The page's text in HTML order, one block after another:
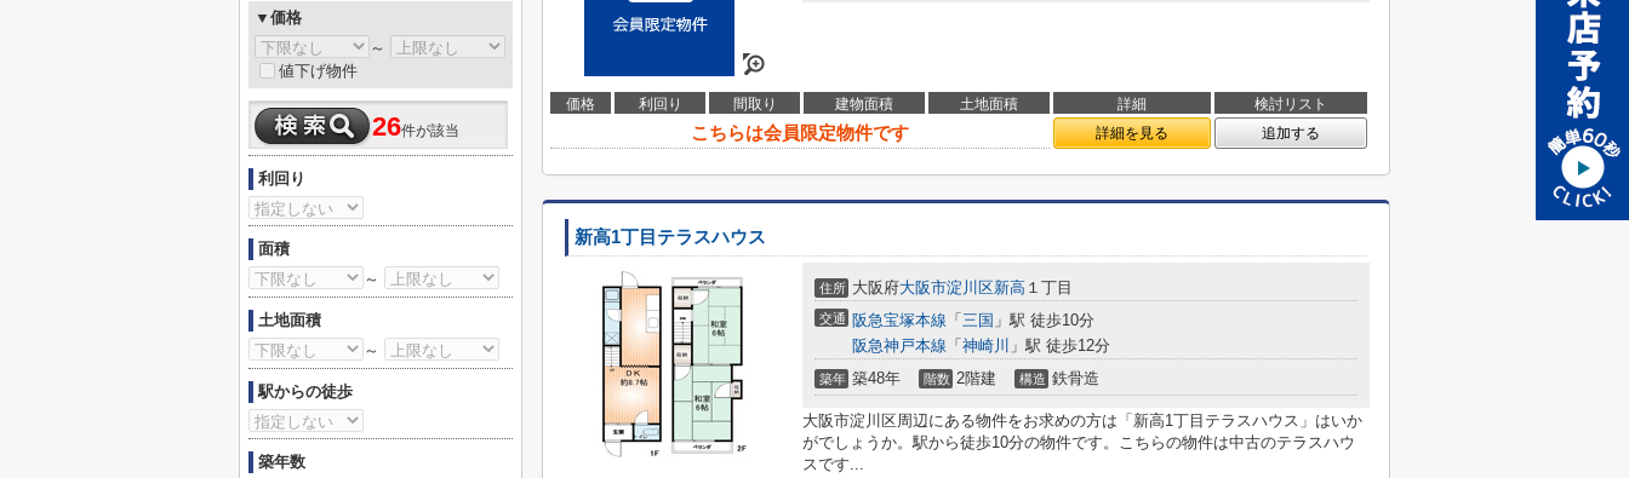
価格 利回り 間取り 建物面積 土地面積 詳細 検討リスト
こちらは会員限定物件です 詳細を見る 追加する
新高1丁目テラスハウス
住所 大阪府大阪市淀川区新高 １丁目
交通 阪急宝塚本線 「 三国 」駅 徒歩10分
阪急神戸本線 「 神崎川 」駅 徒歩12分
築年 築48年 階数 2階建 構造 鉄骨造
大阪市淀川区周辺にある物件をお求めの方は「新高1丁目テラスハウス」はいか
がでしょうか。駅から徒歩10分の物件です。こちらの物件は中古のテラスハウ
スです...
▼価格
～
値下げ物件
26件が該当
利回り
面積
～
土地面積
～
駅からの徒歩
築年数